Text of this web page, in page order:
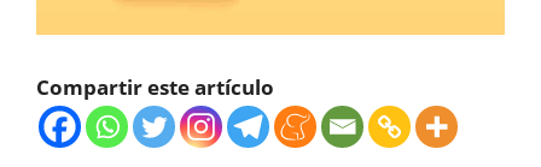
Compartir este artículo